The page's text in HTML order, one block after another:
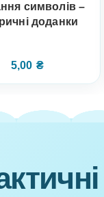
символів –
доданки
5,00 ₴